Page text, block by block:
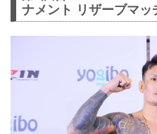
ナメント リザーブマ